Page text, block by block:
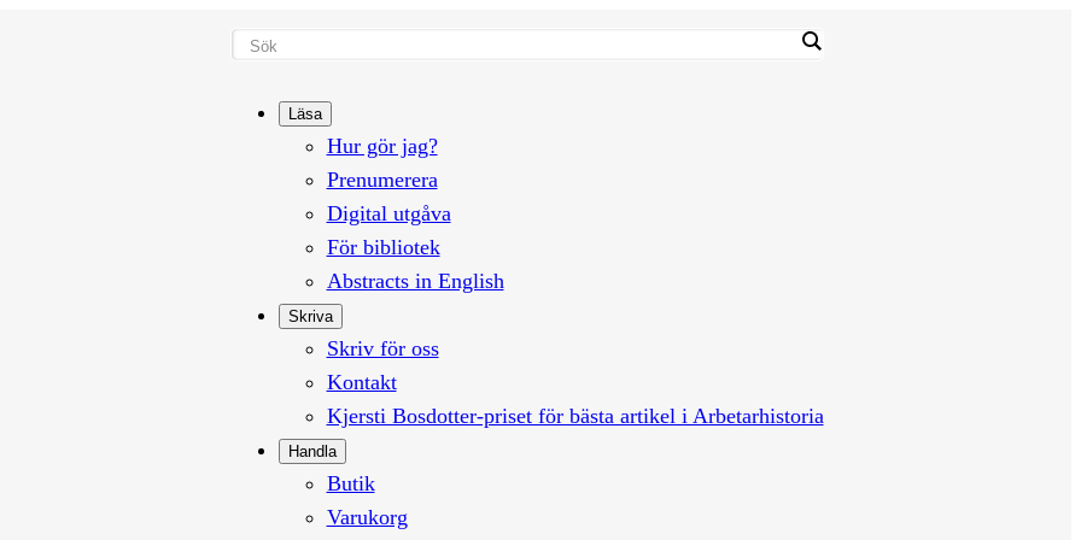
Läsa
Hur gör jag?
Prenumerera
Digital utgåva
För bibliotek
Abstracts in English
Skriva
Skriv för oss
Kontakt
Kjersti Bosdotter-priset för bästa artikel i Arbetarhistoria
Handla
Butik
Varukorg